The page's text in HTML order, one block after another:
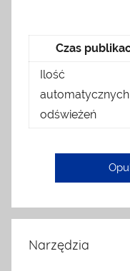
Czas
Ilość
automatycznych
odświeżeń
Narzędzia